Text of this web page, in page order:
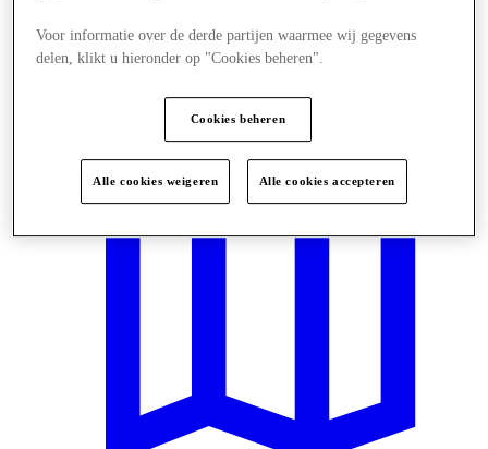
Voor informatie over de derde partijen waarmee wij gegevens
delen, klikt u hieronder op "Cookies beheren".
Cookies beheren
Alle cookies weigeren Alle cookies accepteren